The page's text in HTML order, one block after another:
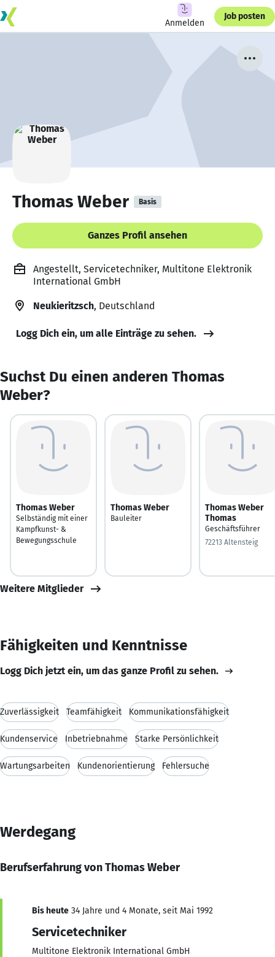
Anmelden
Job posten
Thomas Weber Basis
Ganzes Profil ansehen
Angestellt, Servicetechniker, Multitone Elektronik
International GmbH
Neukieritzsch, Deutschland
Logg Dich ein, um alle Einträge zu sehen.
Suchst Du einen anderen Thomas
Weber?
Thomas Weber
Selbständig mit einer
Kampfkunst- &
Bewegungsschule
Thomas Weber
Bauleiter
Thomas Weber
Thomas
Geschäftsführer
72213 Altensteig
Weitere Mitglieder
Fähigkeiten und Kenntnisse
Logg Dich jetzt ein, um das ganze Profil zu sehen.
Zuverlässigkeit Teamfähigkeit Kommunikationsfähigkeit
Kundenservice Inbetriebnahme Starke Persönlichkeit
Wartungsarbeiten Kundenorientierung Fehlersuche
Werdegang
Berufserfahrung von Thomas Weber
Bis heute 34 Jahre und 4 Monate, seit Mai 1992
Servicetechniker
Multitone Elektronik International GmbH